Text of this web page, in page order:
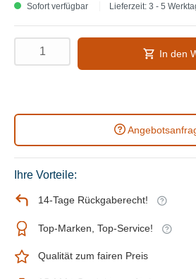
Sofort verfügbar Lieferzeit: 3 - 5
In den
Ihre Vorteile:
14-Tage Rückgaberecht!
Top-Marken, Top-Service!
Qualität zum fairen Preis